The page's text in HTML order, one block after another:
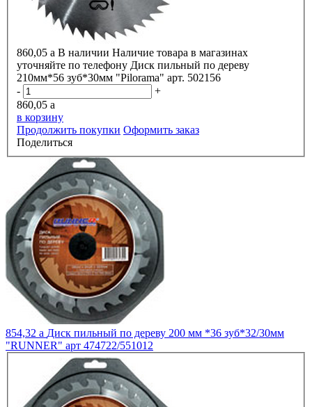
860,05 a В наличии Наличие товара в магазинах
уточняйте по телефону Диск пильный по дереву
210мм*56 зуб*30мм "Pilorama" арт. 502156
-
+
860,05 a
в корзину
Продолжить покупки Оформить заказ
Поделиться
854,32 a Диск пильный по дереву 200 мм *36 зуб*32/30мм
"RUNNER" арт 474722/551012